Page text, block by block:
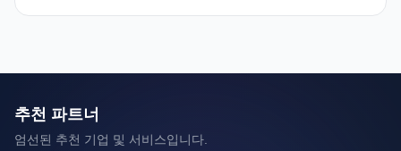
추천 파트너
엄선된 추천 기업 및 서비스입니다.